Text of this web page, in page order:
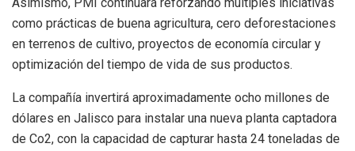
Asimismo, PMI continuará reforzando múltiples iniciativas
como prácticas de buena agricultura, cero deforestaciones
en terrenos de cultivo, proyectos de economía circular y
optimización del tiempo de vida de sus productos.
La compañía invertirá aproximadamente ocho millones de
dólares en Jalisco para instalar una nueva planta captadora
de Co2, con la capacidad de capturar hasta 24 toneladas de